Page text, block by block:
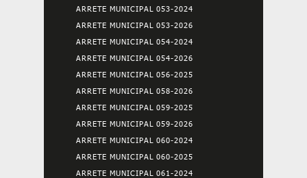
ARRETE MUNICIPAL 053-2024
ARRETE MUNICIPAL 053-2026
ARRETE MUNICIPAL 054-2024
ARRETE MUNICIPAL 054-2026
ARRETE MUNICIPAL 056-2025
ARRETE MUNICIPAL 058-2026
ARRETE MUNICIPAL 059-2025
ARRETE MUNICIPAL 059-2026
ARRETE MUNICIPAL 060-2024
ARRETE MUNICIPAL 060-2025
ARRETE MUNICIPAL 061-2024